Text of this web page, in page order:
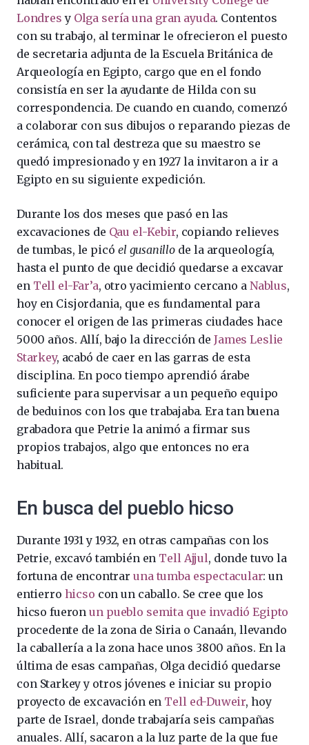
Londres y Olga sería una gran ayuda. Contentos
con su trabajo, al terminar le ofrecieron el puesto
de secretaria adjunta de la Escuela Británica de
Arqueología en Egipto, cargo que en el fondo
consistía en ser la ayudante de Hilda con su
correspondencia. De cuando en cuando, comenzó
a colaborar con sus dibujos o reparando piezas de
cerámica, con tal destreza que su maestro se
quedó impresionado y en 1927 la invitaron a ir a
Egipto en su siguiente expedición.
Durante los dos meses que pasó en las
excavaciones de Qau el-Kebir, copiando relieves
de tumbas, le picó el gusanillode la arqueología,
hasta el punto de que decidió quedarse a excavar
en Tell el-Far’a, otro yacimiento cercano aNablus,
hoy en Cisjordania, que es fundamental para
conocer el origen de las primeras ciudades hace
5000 años. Allí, bajo la dirección deJames Leslie
Starkey, acabó de caer en las garras de esta
disciplina. En poco tiempo aprendió árabe
suficiente para supervisar a un pequeño equipo
de beduinos con los que trabajaba. Era tan buena
grabadora que Petrie la animó a firmar sus
propios trabajos, algo que entonces no era
habitual.
En busca del pueblo hicso
Durante 1931 y 1932, en otras campañas con los
Petrie, excavó también en Tell Ajjul, donde tuvo la
fortuna de encontraruna tumba espectacular: un
entierro hicso con un caballo. Se cree que los
hicso fueronun pueblo semita que invadió Egipto
procedente de la zona de Siria o Canaán, llevando
la caballería a la zona hace unos 3800 años. En la
última de esas campañas, Olga decidió quedarse
con Starkey y otros jóvenes e iniciar su propio
proyecto de excavación en Tell ed-Duweir, hoy
parte de Israel, donde trabajaría seis campañas
anuales. Allí, sacaron a la luz parte de la que fue